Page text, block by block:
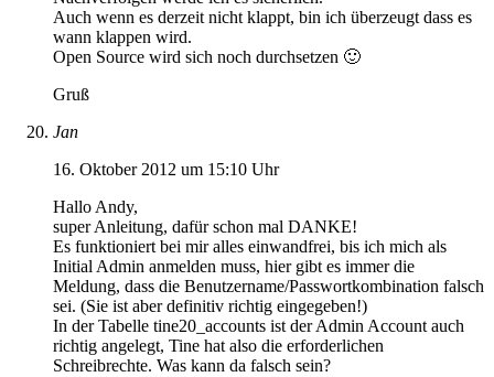
Auch wenn es derzeit nicht klappt, bin ich überzeugt dass es
wann klappen wird.
Open Source wird sich noch durchsetzen 🙂
Gruß
Jan
16. Oktober 2012 um 15:10 Uhr
Hallo Andy,
super Anleitung, dafür schon mal DANKE!
Es funktioniert bei mir alles einwandfrei, bis ich mich als
Initial Admin anmelden muss, hier gibt es immer die
Meldung, dass die Benutzername/Passwortkombination falsch
sei. (Sie ist aber definitiv richtig eingegeben!)
In der Tabelle tine20_accounts ist der Admin Account auch
richtig angelegt, Tine hat also die erforderlichen
Schreibrechte. Was kann da falsch sein?